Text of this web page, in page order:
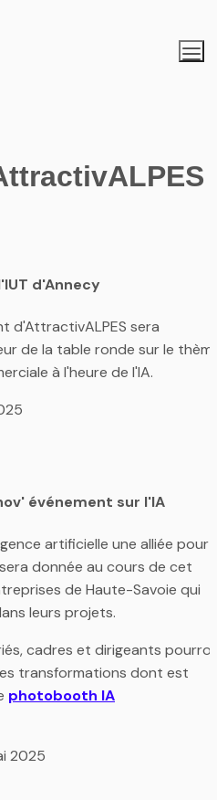
ALPES
d'Annecy
d'AttractivALPES sera
de la table ronde sur le
à l'heure de l'IA.
événement sur l'IA
artificielle une alliée pour
donnée au cours de cet
de Haute-Savoie qui
leurs projets.
cadres et dirigeants
transformations dont est
photobooth IA
2025